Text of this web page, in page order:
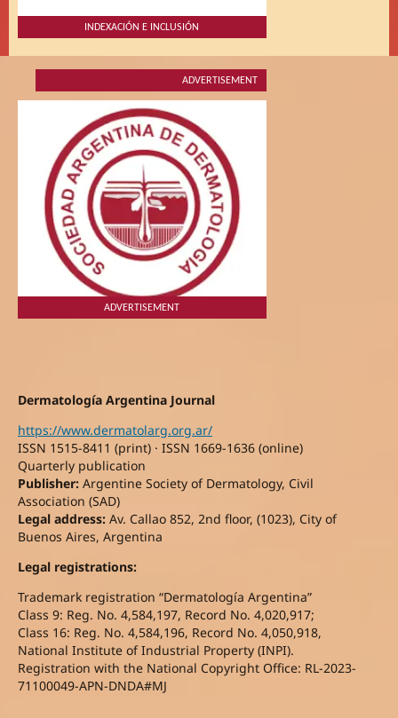
INDEXACIÓN E INCLUSIÓN
ADVERTISEMENT
ADVERTISEMENT
Dermatología Argentina Journal
https://www.dermatolarg.org.ar/
ISSN 1515-8411 (print) · ISSN 1669-1636 (online)
Quarterly publication
Publisher:Argentine Society of Dermatology, Civil
Association (SAD)
Legal address:Av. Callao 852, 2nd floor, (1023), City of
Buenos Aires, Argentina
Legal registrations:
Trademark registration “Dermatología Argentina”
Class 9: Reg. No. 4,584,197, Record No. 4,020,917;
Class 16: Reg. No. 4,584,196, Record No. 4,050,918,
National Institute of Industrial Property (INPI).
Registration with the National Copyright Office: RL-2023-
71100049-APN-DNDA#MJ